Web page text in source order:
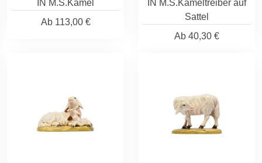
IN M.S.Kamel
Ab113,00 €
IN M.S.Kameltreiber auf
Sattel
Ab40,30 €